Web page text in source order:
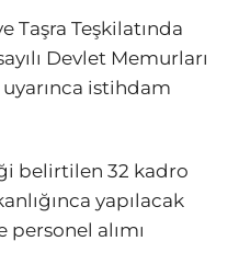
Taşra Teşkilatında
Devlet Memurları
istihdam
belirtilen 32 kadro
yapılacak
personel alımı